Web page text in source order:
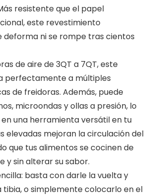
resistente que el papel
este revestimiento
deforma ni se rompe tras cientos
de aire de 3QT a 7QT, este
perfectamente a múltiples
de freidoras. Además, puede
microondas y ollas a presión, lo
una herramienta versátil en tu
elevadas mejoran la circulación del
que tus alimentos se cocinen de
y sin alterar su sabor.
basta con darle la vuelta y
tibia, o simplemente colocarlo en el